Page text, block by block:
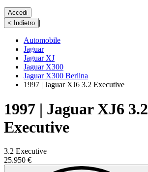
Accedi
< Indietro |
Automobile
Jaguar
Jaguar XJ
Jaguar X300
Jaguar X300 Berlina
1997 | Jaguar XJ6 3.2 Executive
1997 | Jaguar XJ6 3.2
Executive
3.2 Executive
25.950 €